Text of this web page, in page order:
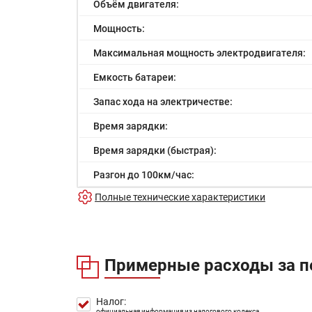
Объём двигателя:
Мощность:
Максимальная мощность электродвигателя:
Емкость батареи:
Запас хода на электричестве:
Время зарядки:
Время зарядки (быстрая):
Разгон до 100км/час:
Максимальная скорость:
Расход в смешанном цикле:
Объем топливного бака:
Полные технические характеристики
Примерные расходы за
Налог: